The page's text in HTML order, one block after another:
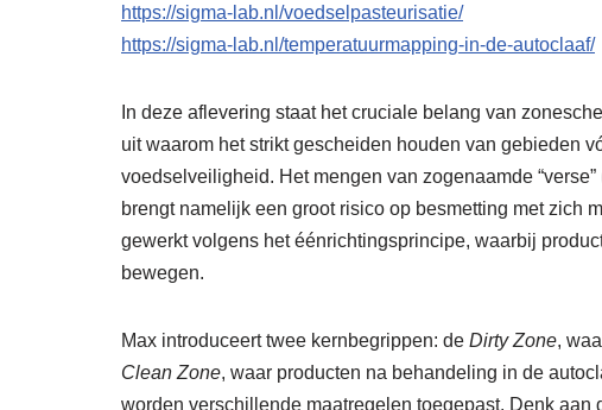
https://sigma-lab.nl/voedselpasteurisatie/
https://sigma-lab.nl/temperatuurmapping-in-de-autoclaaf/
In deze aflevering staat het cruciale belang van
uit waarom het strikt gescheiden houden van gebieden
voedselveiligheid. Het mengen van zogenaamde
brengt namelijk een groot risico op besmetting met zich
gewerkt volgens het éénrichtingsprincipe, waarbij
bewegen.
Max introduceert twee kernbegrippen: de Dirty Zone,
Clean Zone, waar producten na behandeling in de
worden verschillende maatregelen toegepast. Denk